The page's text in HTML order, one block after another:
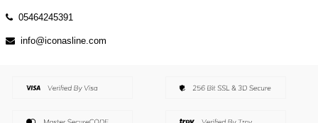
05464245391
info@iconasline.com